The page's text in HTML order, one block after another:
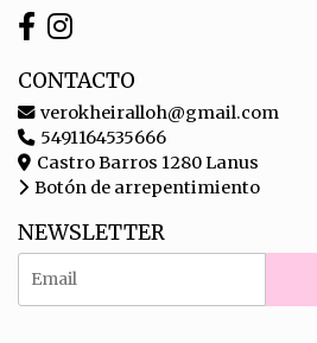
CONTACTO
verokheiralloh@gmail.com
5491164535666
Castro Barros 1280 Lanus
Botón de arrepentimiento
NEWSLETTER